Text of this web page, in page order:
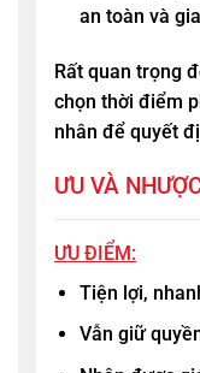
an toàn và
Rất quan trọng
chọn thời điểm
nhân để quyết
ƯU VÀ
ƯU ĐIỂM:
Tiện lợi,
Vẫn giữ